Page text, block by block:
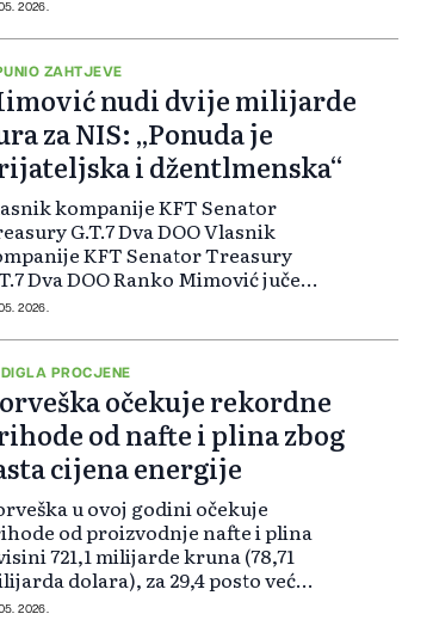
Donalda Trumpa i
kineskog kolege Xi
2026.
ZAHTJEVE
nudi dvije milijarde
za NIS: „Ponuda je
i džentlmenska“
kompanije KFT Senator
G.T.7 Dva DOO Vlasnik
KFT Senator Treasury
Dva DOO Ranko Mimović jučer
Betu izjavio da je njegova
ruske kompanije
u Naftnoj industriji
(NIS) džentlmenska.jučer je za
izjavio da je njegova ponuda za
većinskog udjela ruske
Gazpromnjeft u Naftnoj
Srbije (NIS) džentlmenska.
2026.
PROCJENE
očekuje rekordne
od nafte i plina zbog
cijena energije
u ovoj godini očekuje
od proizvodnje nafte i plina
721,1 milijarde kruna (78,71
dolara), za 29,4 posto veće
je prvotno bilo prognozirano,
2026.